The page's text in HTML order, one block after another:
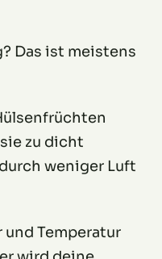
Das ist meistens
zu dicht
weniger Luft
und Temperatur